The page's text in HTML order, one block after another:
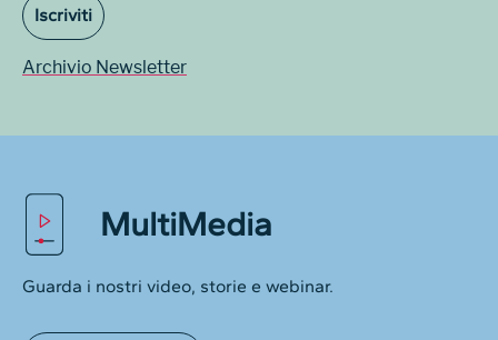
Iscriviti
Archivio Newsletter
MultiMedia
Guarda i nostri video, storie e webinar.